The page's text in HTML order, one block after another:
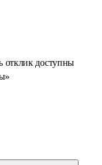
отклик доступны